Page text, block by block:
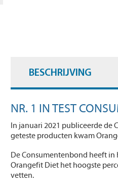
BESCHRIJVING
NR. 1 IN TEST
In januari 2021 publiceerde de
geteste producten kwam
De Consumentenbond heeft in
Orangefit Diet het hoogste
vetten.